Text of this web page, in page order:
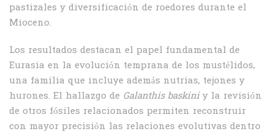
pastizales y diversificación de roedores durante el
Mioceno.
Los resultados destacan el papel fundamental de
Eurasia en la evolución temprana de los mustélidos,
una familia que incluye además nutrias, tejones y
hurones. El hallazgo de Galanthis baskiniy la revisión
de otros fósiles relacionados permiten reconstruir
con mayor precisión las relaciones evolutivas dentro